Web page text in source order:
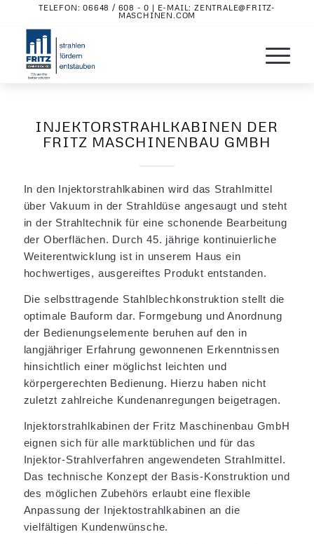
TELEFON:06648 / 608 - 0 | E-MAIL: ZENTRALE@FRITZ-
MASCHINEN.COM
INJEKTORSTRAHLKABINEN DER
FRITZ MASCHINENBAU GMBH
In den Injektorstrahlkabinen wird das Strahlmittel
über Vakuum in der Strahldüse angesaugt und steht
in der Strahltechnik für eine schonende Bearbeitung
der Oberflächen. Durch 45. jährige kontinuierliche
Weiterentwicklung ist in unserem Haus ein
hochwertiges, ausgereiftes Produkt entstanden.
Die selbsttragende Stahlblechkonstruktion stellt die
optimale Bauform dar. Formgebung und Anordnung
der Bedienungselemente beruhen auf den in
langjähriger Erfahrung gewonnenen Erkenntnissen
hinsichtlich einer möglichst leichten und
körpergerechten Bedienung. Hierzu haben nicht
zuletzt zahlreiche Kundenanregungen beigetragen.
Injektorstrahlkabinen der Fritz Maschinenbau GmbH
eignen sich für alle marktüblichen und für das
Injektor-Strahlverfahren angewendeten Strahlmittel.
Das technische Konzept der Basis-Konstruktion und
des möglichen Zubehörs erlaubt eine flexible
Anpassung der Injektostrahlkabinen an die
vielfältigen Kundenwünsche.